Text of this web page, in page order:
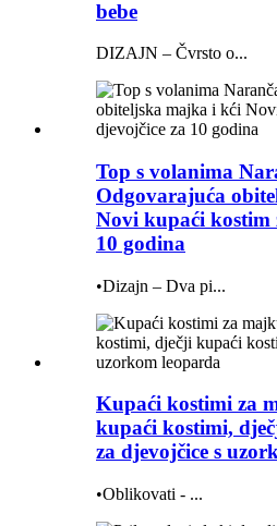
bebe
DIZAJN – Čvrsto o...
Top s volanima
Odgovarajuća
Novi kupaći kostim
10 godina
•Dizajn – Dva pi...
Kupaći kostimi za
kupaći kostimi,
za djevojčice s
•Oblikovati - ...